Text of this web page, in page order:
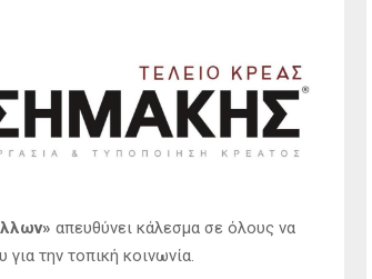
απευθύνει κάλεσμα σε όλους να
την τοπική κοινωνία.